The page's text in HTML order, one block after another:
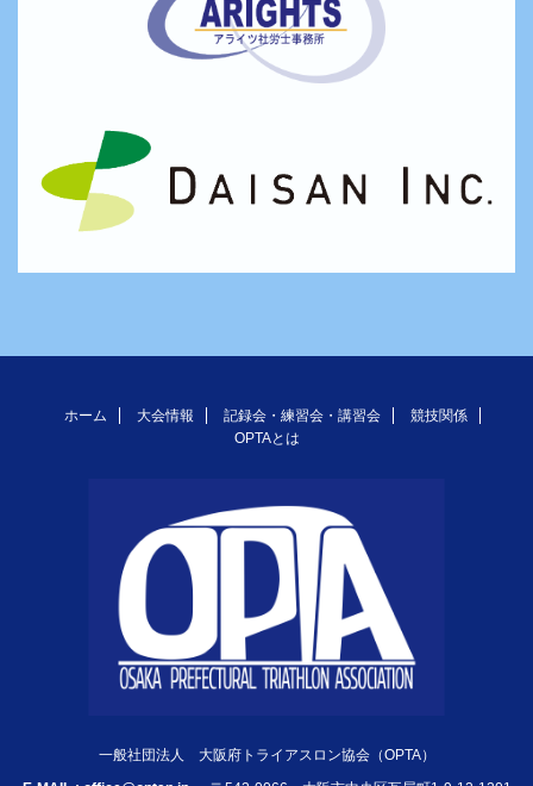
ホーム 大会情報 記録会・練習会・講習会
競技関係
OPTAとは
一般社団法人 大阪府トライアスロン協会（OPTA）